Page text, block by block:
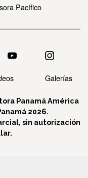
Pacífico
Galerías
Panamá América
2026.
sin autorización